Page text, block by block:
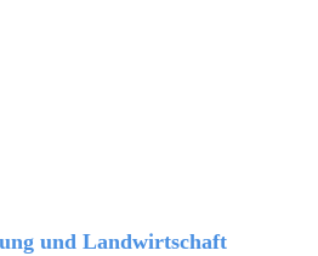
und Landwirtschaft